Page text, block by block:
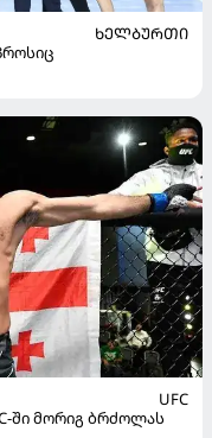
ᲮᲔᲚᲑᲣᲠᲗᲘ
UFC
ში მორიგ ბრძოლას